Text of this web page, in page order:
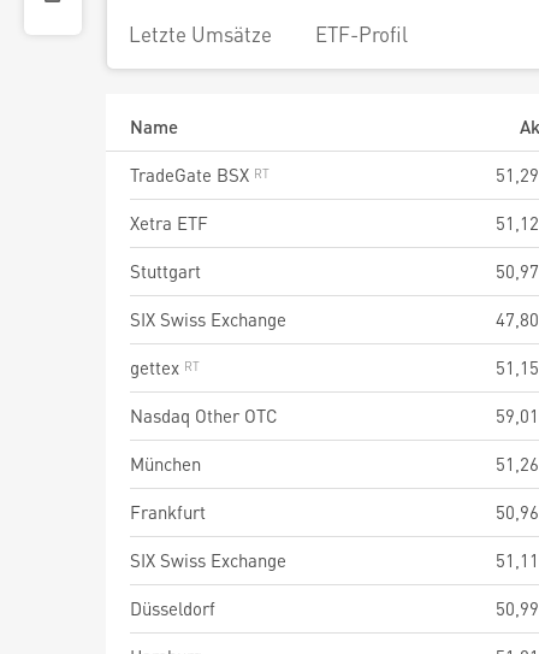
Letzte Umsätze ETF-Profil
Name
TradeGate BSX
51,29
Xetra ETF
51,12
Stuttgart
50,97
SIX Swiss Exchange
47,80
gettex
51,15
Nasdaq Other OTC
59,01
München
51,26
Frankfurt
50,96
SIX Swiss Exchange
51,11
Düsseldorf
50,99